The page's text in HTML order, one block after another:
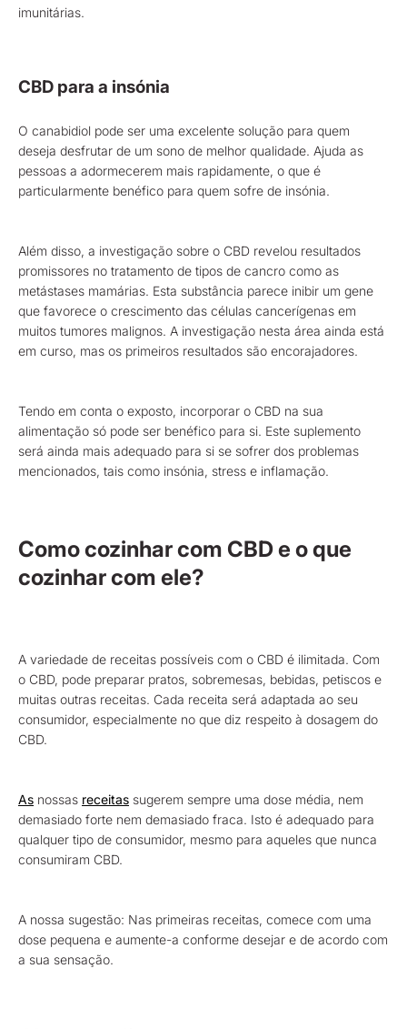
imunitárias.
CBD para a insónia
O canabidiol pode ser uma excelente solução para quem
deseja desfrutar de um sono de melhor qualidade. Ajuda as
pessoas a adormecerem mais rapidamente, o que é
particularmente benéfico para quem sofre de insónia.
Além disso, a investigação sobre o CBD revelou resultados
promissores no tratamento de tipos de cancro como as
metástases mamárias. Esta substância parece inibir um gene
que favorece o crescimento das células cancerígenas em
muitos tumores malignos. A investigação nesta área ainda está
em curso, mas os primeiros resultados são encorajadores.
Tendo em conta o exposto, incorporar o CBD na sua
alimentação só pode ser benéfico para si. Este suplemento
será ainda mais adequado para si se sofrer dos problemas
mencionados, tais como insónia, stress e inflamação.
Como cozinhar com CBD e o que
cozinhar com ele?
A variedade de receitas possíveis com o CBD é ilimitada. Com
o CBD, pode preparar pratos, sobremesas, bebidas, petiscos e
muitas outras receitas. Cada receita será adaptada ao seu
consumidor, especialmente no que diz respeito à dosagem do
CBD.
As nossas receitas sugerem sempre uma dose média, nem
demasiado forte nem demasiado fraca. Isto é adequado para
qualquer tipo de consumidor, mesmo para aqueles que nunca
consumiram CBD.
A nossa sugestão: Nas primeiras receitas, comece com uma
dose pequena e aumente-a conforme desejar e de acordo com
a sua sensação.